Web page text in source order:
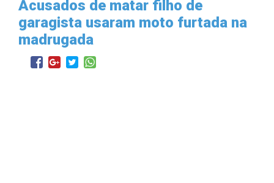
Acusados de matar filho de
garagista usaram moto furtada na
madrugada